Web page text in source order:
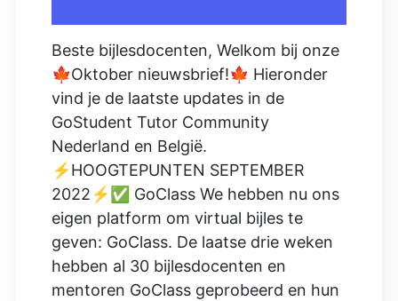
Beste bijlesdocenten, Welkom bij onze
🍁Oktober nieuwsbrief!🍁 Hieronder
vind je de laatste updates in de
GoStudent Tutor Community
Nederland en België.
⚡HOOGTEPUNTEN SEPTEMBER
2022⚡✅ GoClass We hebben nu ons
eigen platform om virtual bijles te
geven: GoClass. De laatse drie weken
hebben al 30 bijlesdocenten en
mentoren GoClass geprobeerd en hun